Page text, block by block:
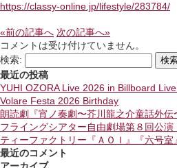
https://classy-online.jp/lifestyle/283784/
«前の記事へ 次の記事へ»
コメントは受け付けていません。
検索:
最近の投稿
YUHI OZORA Live 2026 in Billboard
Volare Festa 2026 Birthday
朗読劇『宵ノ奏劇〜芥川龍之介童話外伝
フライングシアター自由劇場第８回公
ティーファクトリー『ＡＯＩ』『六号
最近のコメント